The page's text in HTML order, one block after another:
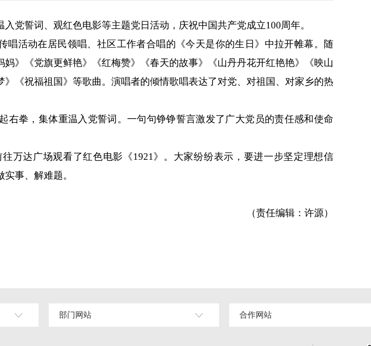
党誓词、观红色电影等主题党日活动，庆祝中国共产党成立100周年。
唱活动在居民领唱、社区工作者合唱的《今天是你的生日》中拉开帷幕。随
》《党旗更鲜艳》《红梅赞》《春天的故事》《山丹丹花开红艳艳》《映山
《祝福祖国》等歌曲。演唱者的倾情歌唱表达了对党、对祖国、对家乡的热
右拳，集体重温入党誓词。一句句铮铮誓言激发了广大党员的责任感和使命
万达广场观看了红色电影《1921》。大家纷纷表示，要进一步坚定理想信
事、解难题。
（责任编辑：许源）
部门网站 合作网站